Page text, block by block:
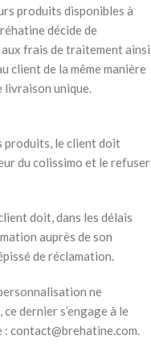
produits disponibles à
décide de
frais de traitement ainsi
client de la même manière
livraison unique.
produits, le client doit
du colissimo et le refuser
doit, dans les délais
auprès de son
de réclamation.
ne
dernier s’engage à le
contact@brehatine.com.